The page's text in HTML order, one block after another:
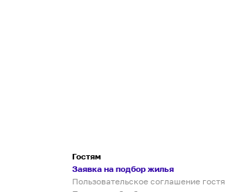
Гостям
Заявка на подбор жилья
Пользовательское соглашение гостя